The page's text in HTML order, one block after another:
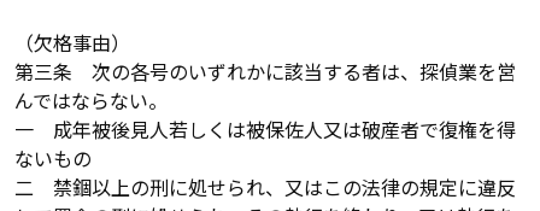
（欠格事由）
第三条 次の各号のいずれかに該当する者は、探偵業を営
んではならない。
一 成年被後見人若しくは被保佐人又は破産者で復権を得
ないもの
二 禁錮以上の刑に処せられ、又はこの法律の規定に違反